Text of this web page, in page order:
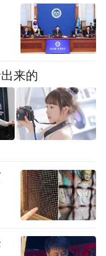
来的